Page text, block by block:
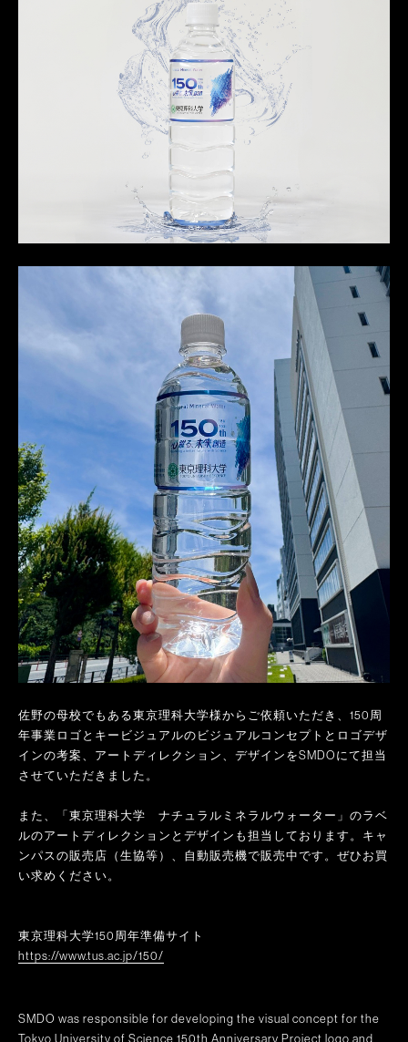
佐野の母校でもある東京理科大学様からご依頼いただき、150周
年事業ロゴとキービジュアルのビジュアルコンセプトとロゴデザ
インの考案、アートディレクション、デザインをSMDOにて担当
させていただきました。
また、「東京理科大学 ナチュラルミネラルウォーター」のラベ
ルのアートディレクションとデザインも担当しております。キャ
ンパスの販売店（生協等）、自動販売機で販売中です。ぜひお買
い求めください。
東京理科大学150周年準備サイト
https://www.tus.ac.jp/150/
SMDO was responsible for developing the visual concept for the
Tokyo University of Science 150th Anniversary Project logo and